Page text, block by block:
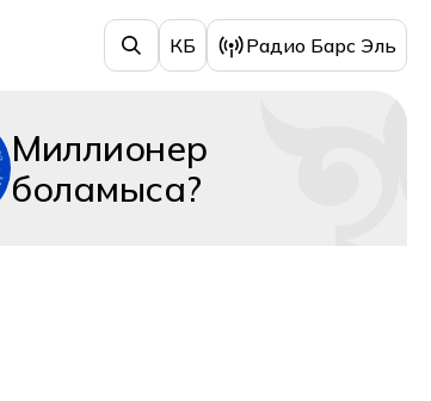
КБ Радио Барс Эль
Миллионер
боламыса?